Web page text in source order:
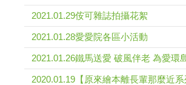
2021.01.29侒可雜誌拍攝花絮
2021.01.28愛愛院各區小活動
2021.01.26鐵馬送愛 破風伴老 為愛環
2020.01.19【原來繪本離長輩那麼近系